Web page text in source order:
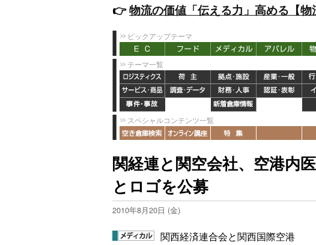
👉️物流の価値「伝える力」高める【
ピックアップテーマ
テーマ一覧
スペシャルコンテンツ一覧
関経連と関空会社、空港内
とロゴを公募
2010年8月20日 (金)
関西経済連合会と関西国際空港